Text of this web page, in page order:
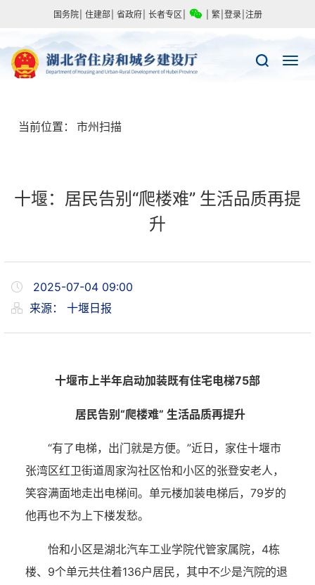
国务院 住建部 省政府 长者专区 繁 登录 注册
当前位置： 市州扫描
十堰：居民告别“爬楼难” 生活品质再提
升
2025-07-04 09:00
来源： 十堰日报
十堰市上半年启动加装既有住宅电梯75部
居民告别“爬楼难” 生活品质再提升
“有了电梯，出门就是方便。”近日，家住十堰市
张湾区红卫街道周家沟社区怡和小区的张登安老人，
笑容满面地走出电梯间。单元楼加装电梯后，79岁的
他再也不为上下楼发愁。
怡和小区是湖北汽车工业学院代管家属院，4栋
楼、9个单元共住着136户居民，其中不少是汽院的退